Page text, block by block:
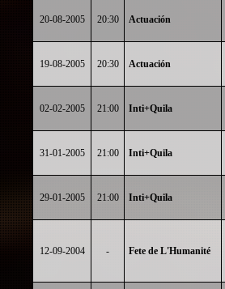
20-08-2005 20:30 Actuación
19-08-2005 20:30 Actuación
02-02-2005 21:00 Inti+Quila
31-01-2005 21:00 Inti+Quila
29-01-2005 21:00 Inti+Quila
12-09-2004 - Fete de L'Humanité